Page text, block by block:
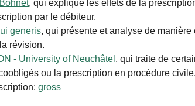
, qui explique les effets de la
par le débiteur.
generis, qui présente et analyse de
révision.
- University of Neuchâtel , qui traite de
ou la prescription en procédure civile.
gross